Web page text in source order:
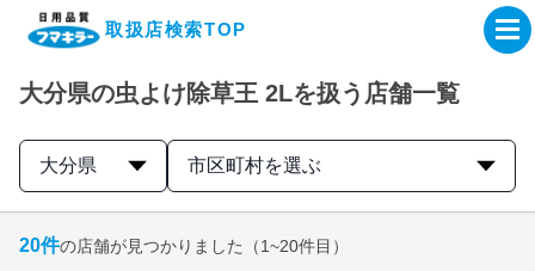
取扱店検索TOP
企業・IR情報サイト
製品情報サイト
オンラインショップ
大分県の虫よけ除草王 2Lを扱う店舗一覧
大分県 市区町村を選ぶ
20件の店舗が見つかりました （1~20件目）